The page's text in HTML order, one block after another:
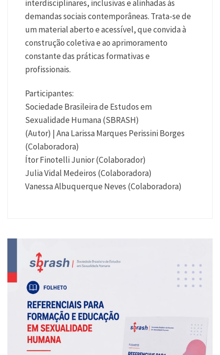
interdisciplinares, inclusivas e alinhadas às
demandas sociais contemporâneas. Trata-se de
um material aberto e acessível, que convida à
construção coletiva e ao aprimoramento
constante das práticas formativas e
profissionais.
Participantes:
Sociedade Brasileira de Estudos em
Sexualidade Humana (SBRASH)
(Autor) | Ana Larissa Marques Perissini Borges
(Colaboradora)
Ítor Finotelli Junior (Colaborador)
Julia Vidal Medeiros (Colaboradora)
Vanessa Albuquerque Neves (Colaboradora)